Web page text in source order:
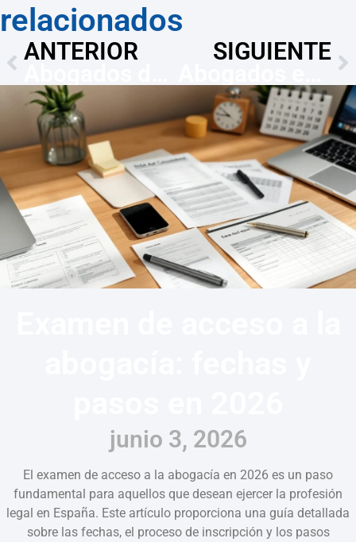
relacionados
ANTERIOR
SIGUIENTE
junio 3, 2026
El examen de acceso a la abogacía en 2026 es un paso
fundamental para aquellos que desean ejercer la profesión
legal en España. Este artículo proporciona una guía detallada
sobre las fechas, el proceso de inscripción y los pasos